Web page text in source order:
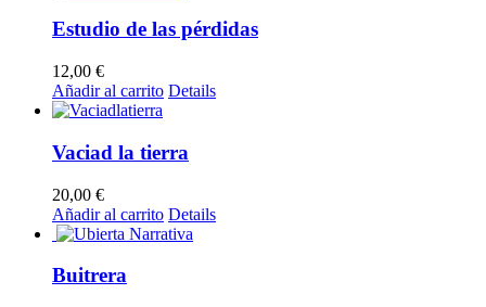
Estudio de las pérdidas
12,00 €
Añadir al carrito Details
Vaciad la tierra
20,00 €
Añadir al carrito Details
Buitrera